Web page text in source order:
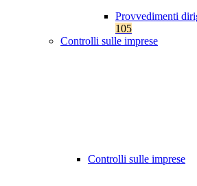
Provvedimenti
105
Controlli sulle imprese
Controlli sulle imprese